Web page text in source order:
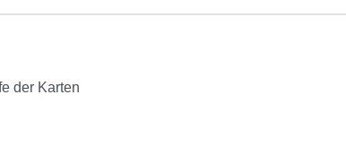
der Karten